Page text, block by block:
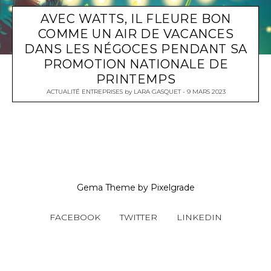
AVEC WATTS, IL FLEURE BON
COMME UN AIR DE VACANCES
DANS LES NÉGOCES PENDANT SA
PROMOTION NATIONALE DE
PRINTEMPS
ACTUALITÉ ENTREPRISESby LARA GASQUET 9 MARS 2023
Gema Theme by Pixelgrade
FACEBOOK TWITTER LINKEDIN